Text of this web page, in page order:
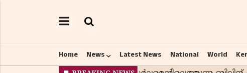
Home News Latest News National World